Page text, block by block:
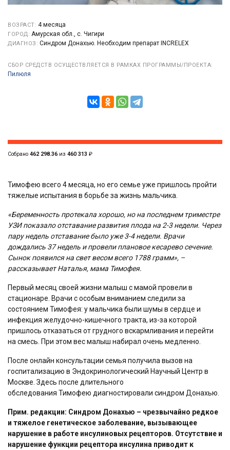
ВОЗРАСТ: 4 месяца
ГОРОД: Амурская обл., с. Чигири
ДИАГНОЗ: Синдром Донахью. Необходим препарат INCRELEX
СБОР СРЕДСТВ ОСУЩЕСТВЛЯЕТСЯ В РАМКАХ ПРОГРАММЫ/ПРОЕКТА:
Пилюля
Собрано 462 298.36 из 460 313 ₽
Тимофею всего 4 месяца, но его семье уже пришлось пройти
тяжелые испытания в борьбе за жизнь мальчика.
«Беременность протекала хорошо, но на последнем триместре
УЗИ показало отставание развития плода на 2-3 недели. Через
пару недель отставание было уже 3-4 недели. Врачи
дождались 37 недель и провели плановое кесарево сечение.
Сынок появился на свет весом всего 1788 грамм», –
рассказывает Наталья, мама Тимофея.
Первый месяц своей жизни малыш с мамой провели в
стационаре. Врачи с особым вниманием следили за
состоянием Тимофея: у мальчика были шумы в сердце и
инфекция желудочно-кишечного тракта, из-за которой
пришлось отказаться от грудного вскармливания и перейти
на смесь. При этом вес малыш набирал очень медленно.
После онлайн консультации семья получила вызов на
госпитализацию в Эндокринологический Научный Центр в
Москве. Здесь после длительного
обследования Тимофею диагностировали синдром Донахью.
Прим. редакции: Синдром Донахью – чрезвычайно редкое
и тяжелое генетическое заболевание, вызывающее
нарушение в работе инсулиновых рецепторов. Отсутствие и
нарушение функции рецептора инсулина приводит к